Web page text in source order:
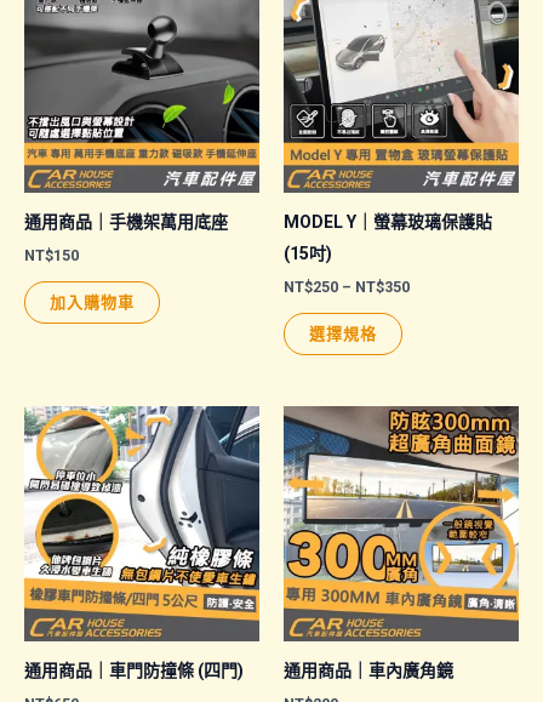
通用商品｜手機架萬用底座
NT$150
加入購物車
MODEL Y｜螢幕玻璃保護貼
(15吋)
NT$250 – NT$350價
NT$350
選擇規格
有
多
種
款
式。
可
在
產
品
通用商品｜車門防撞條 (四門) 通用商品｜車內廣角鏡